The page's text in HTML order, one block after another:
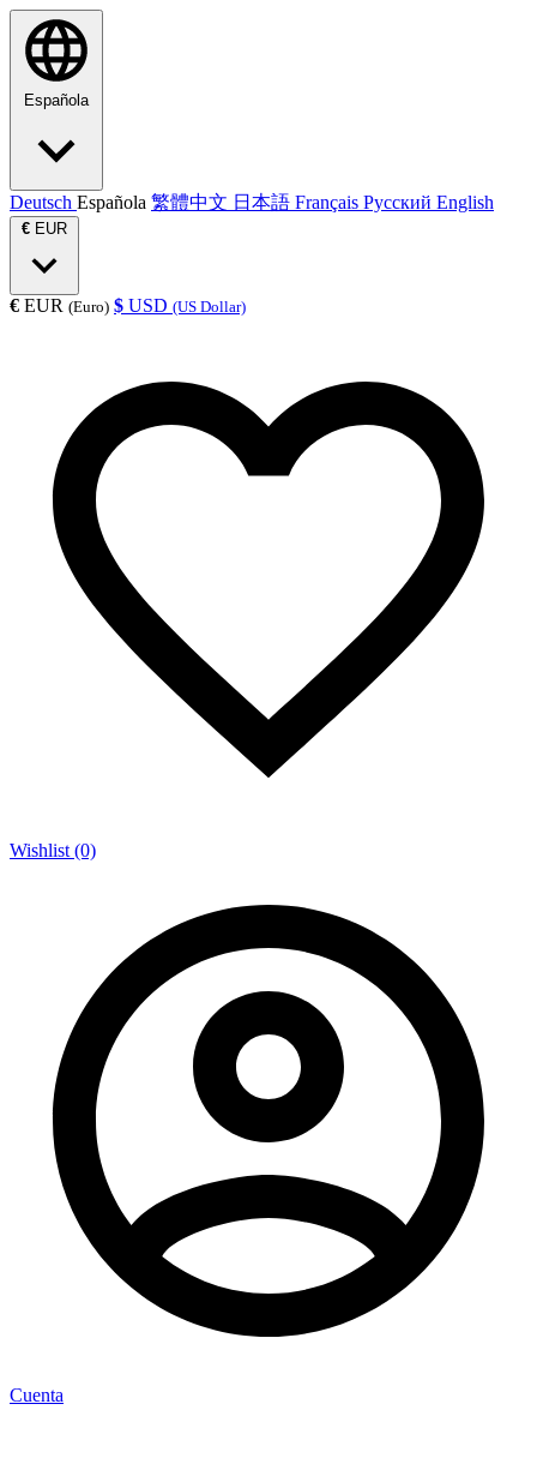
Española
Deutsch Española 繁體中文 日本語 Français Русский English
€ EUR
€ EUR (Euro) $ USD (US Dollar)
Wishlist (0)
Cuenta